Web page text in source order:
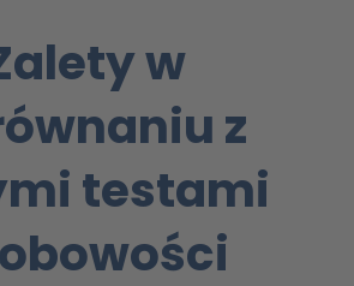
w
z
testami